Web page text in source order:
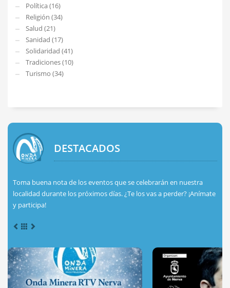
Política (16)
Religión (34)
Salud (21)
Sanidad (17)
Solidaridad (41)
Tradiciones (10)
Turismo (34)
DESTACADOS
Toma buena nota de los eventos que se celebrarán en nuestra
localidad durante los próximos días. ¿Te los vas a perder? ¡Anímate
y participa!